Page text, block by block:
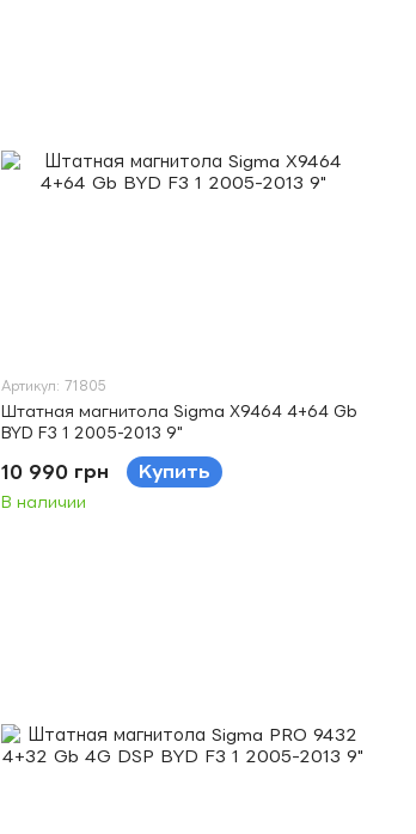
Артикул: 71805
Штатная магнитола Sigma X9464 4+64 Gb
BYD F3 1 2005-2013 9"
10 990 грн Купить
В наличии